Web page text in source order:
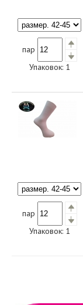
пар
Упаковок: 1
пар
Упаковок: 1